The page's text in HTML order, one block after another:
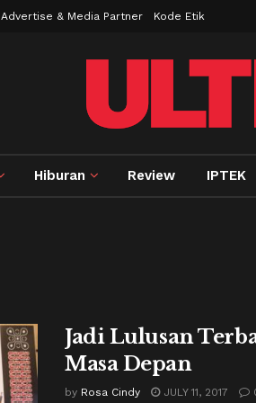
Advertise & Media Partner Kode Etik
Hiburan Review IPTEK
Jadi Lulusan
Masa Depan
by Rosa Cindy JULY 11, 2017